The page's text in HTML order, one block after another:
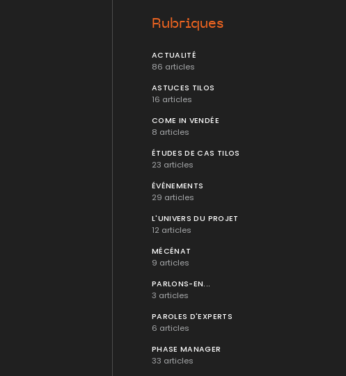
Rubriques
ACTUALITÉ
86 articles
ASTUCES TILOS
16 articles
COME IN VENDÉE
8 articles
ÉTUDES DE CAS TILOS
23 articles
ÉVÉNEMENTS
29 articles
L'UNIVERS DU PROJET
12 articles
MÉCÉNAT
9 articles
PARLONS-EN...
3 articles
PAROLES D'EXPERTS
6 articles
PHASE MANAGER
33 articles